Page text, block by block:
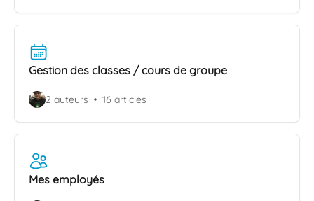
Gestion des classes / cours de groupe
2 auteurs 16 articles
Mes employés